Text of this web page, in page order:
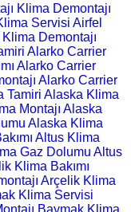
Klima Demontajı
Servisi Airfel
Demontajı
Alarko Carrier
Alarko Carrier
Alarko Carrier
Tamiri Alaska Klima
Montajı Alaska
Alaska Klima
Altus Klima
Gaz Dolumu Altus
Klima Bakımı
Arçelik Klima
Klima Servisi
Baymak Klima